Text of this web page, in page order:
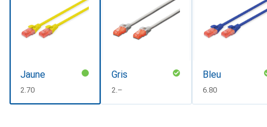
Jaune
CHF
2.70
Gris
CHF
2.–
Bleu
CHF
6.80